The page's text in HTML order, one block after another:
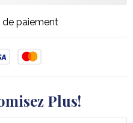
de paiement
Plus!